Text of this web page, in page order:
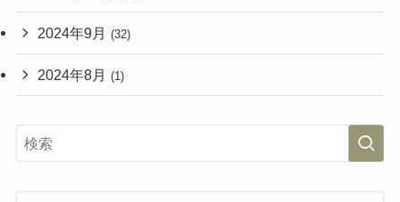
2024年9月 (32)
2024年8月 (1)